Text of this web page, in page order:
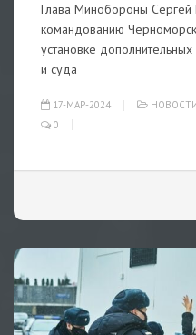
Глава Минобороны Сергей
командованию
установке
и суда
17-МАР-2024
0